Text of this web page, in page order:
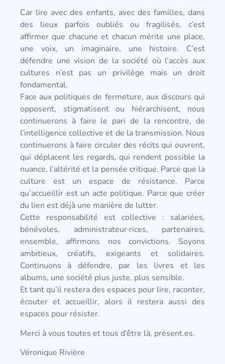
Car lire avec des enfants, avec des familles, dans
des lieux parfois oubliés ou fragilisés, c’est
affirmer que chacune et chacun mérite une place,
une voix, un imaginaire, une histoire. C’est
défendre une vision de la société où l’accès aux
cultures n’est pas un privilège mais un droit
fondamental.
Face aux politiques de fermeture, aux discours qui
opposent, stigmatisent ou hiérarchisent, nous
continuerons à faire le pari de la rencontre, de
l’intelligence collective et de la transmission. Nous
continuerons à faire circuler des récits qui ouvrent,
qui déplacent les regards, qui rendent possible la
nuance, l’altérité et la pensée critique. Parce que la
culture est un espace de résistance. Parce
qu’accueillir est un acte politique. Parce que créer
du lien est déjà une manière de lutter.
Cette responsabilité est collective : salariées,
bénévoles, administrateur·rices, partenaires,
ensemble, affirmons nos convictions. Soyons
ambitieux, créatifs, exigeants et solidaires.
Continuons à défendre, par les livres et les
albums, une société plus juste, plus sensible.
Et tant qu’il restera des espaces pour lire, raconter,
écouter et accueillir, alors il restera aussi des
espaces pour résister.
Merci à vous toutes et tous d’être là, présent.es.
Véronique Rivière